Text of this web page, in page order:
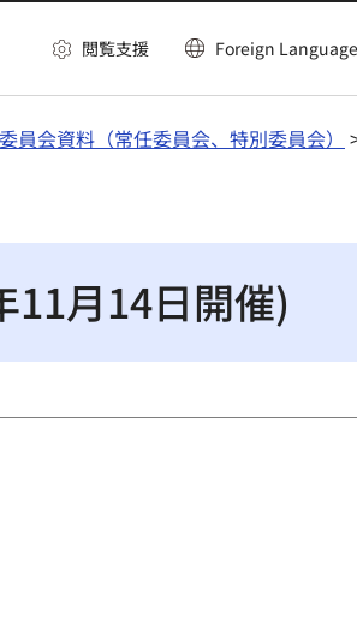
閲覧支援 Foreign Language
員会資料（常任委員会、特別委員会）
11月14日開催)